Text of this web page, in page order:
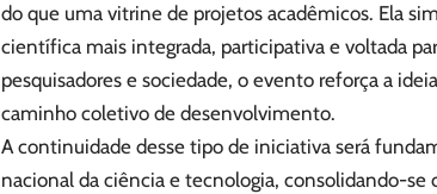
do que uma vitrine de projetos acadêmicos. Ela
científica mais integrada, participativa e voltada
pesquisadores e sociedade, o evento reforça a
caminho coletivo de desenvolvimento.
A continuidade desse tipo de iniciativa será
nacional da ciência e tecnologia, consolidando-